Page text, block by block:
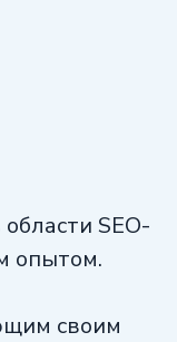
SEO-
опытом.
своим